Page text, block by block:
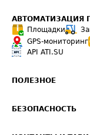
АВТОМАТИЗАЦИЯ
Площадки
GPS-мониторинг
API ATI.SU
ПОЛЕЗНОЕ
Звезды ATI.SU на вашем
БЕЗОПАСНОСТЬ